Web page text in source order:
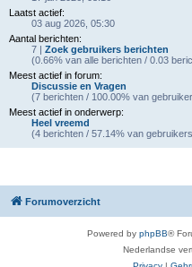
Laatst actief:
03 aug 2026, 05:30
Aantal berichten:
7 | Zoek gebruikers berichten
(0.66% van alle berichten / 0.03
Meest actief in forum:
Discussie en Vragen
(7 berichten / 100.00% van
Meest actief in onderwerp:
Heel vreemd
(4 berichten / 57.14% van
Forumoverzicht
Powered by phpBB®
Nederlandse